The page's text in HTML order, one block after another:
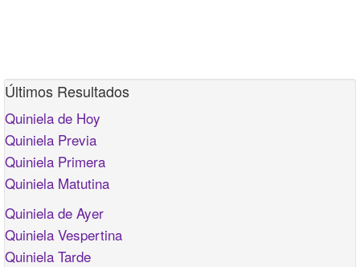
Últimos Resultados
Quiniela de Hoy
Quiniela Previa
Quiniela Primera
Quiniela Matutina
Quiniela de Ayer
Quiniela Vespertina
Quiniela Tarde